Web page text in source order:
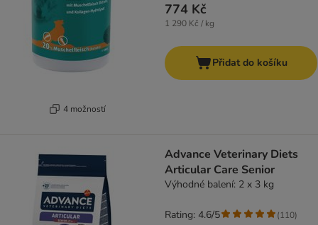
4 možností
774 Kč
1 290 Kč / kg
Přidat do košíku
Advance Veterinary Diets
Articular Care Senior
Výhodné balení: 2 x 3 kg
Rating: 4.6/5 (110)